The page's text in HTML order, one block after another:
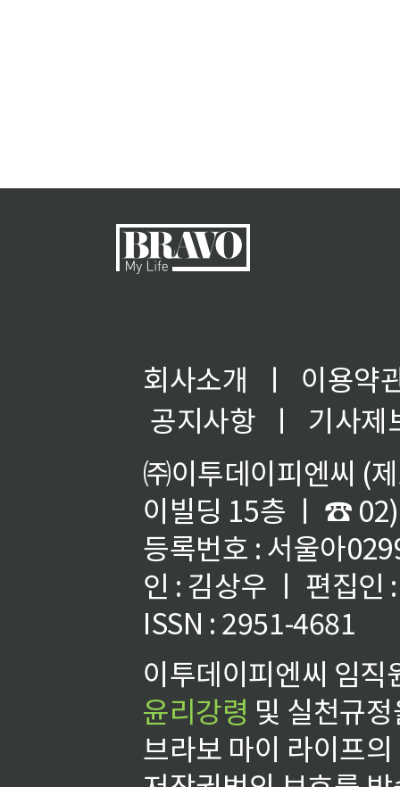
회사소개 ㅣ
이용약
공지사항
ㅣ
기사제
㈜이투데이피엔씨 (
이빌딩 15층 ㅣ ☎
등록번호 : 서울아
인 : 김상우 ㅣ 편집인
ISSN : 2951-4681
이투데이피엔씨 임
윤리강령 및 실천규
브라보 마이 라이프